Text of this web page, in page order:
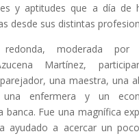
y aptitudes que a día de
desde sus distintas
moderada por
Martínez,
una maestra, una
enfermera y un
banca. Fue una magnífica
ayudado a acercar un